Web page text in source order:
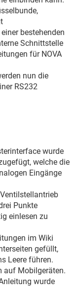
bestehenden
Schnittstelle
für NOVA
nun die
RS232
wurde
welche die
Eingänge
Punkte
einlesen zu
im Wiki
gefüllt,
Leere führen.
auf Mobilgeräten.
wurde